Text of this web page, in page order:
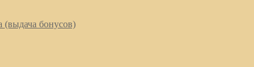
(выдача бонусов)